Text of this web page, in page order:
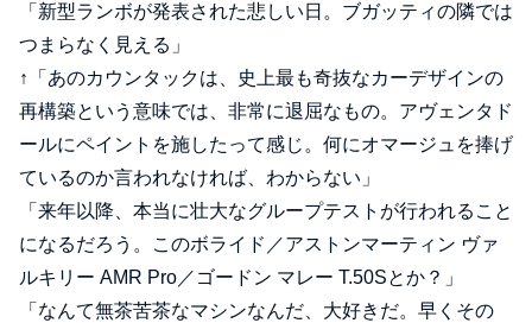
「新型ランボが発表された悲しい日。ブガッティの隣では
つまらなく見える」
↑「あのカウンタックは、史上最も奇抜なカーデザインの
再構築という意味では、非常に退屈なもの。アヴェンタド
ールにペイントを施したって感じ。何にオマージュを捧げ
ているのか言われなければ、わからない」
「来年以降、本当に壮大なグループテストが行われること
になるだろう。このボライド／アストンマーティン ヴァ
ルキリー AMR Pro／ゴードン マレー T.50Sとか？」
「なんて無茶苦茶なマシンなんだ、大好きだ。早くその